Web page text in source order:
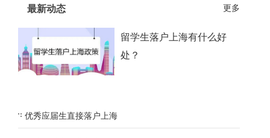
最新动态 更多
留学生落户上海有什么好
处？
优秀应届生直接落户上海